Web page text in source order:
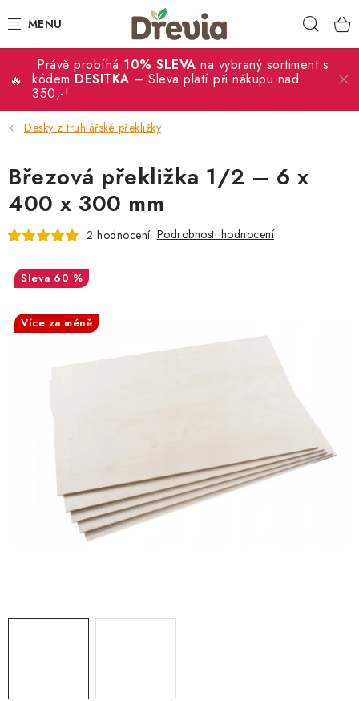
na
SVATBA 💍
DÁRKY
KUCHYŇSKÉ POTŘEBY
DEKORACE
PŘÍLEŽITOSTI
MATERIÁLY A TVOŘENÍ
PRO FIRMY
Hodnocení obchodu
Stav objednávky
Reklamace a vrácení zboží
Jak nakupovat
Dřeviny a certifikáty
Právě probíhá 10% SLEVA na vybraný sortiment s
kódem DESITKA – Sleva platí při nákupu nad
350,-!
Desky z truhlářské překližky
Březová překližka 1/2 – 6 x
400 x 300 mm
2 hodnocení Podrobnosti hodnocení
60 %
Více za méně